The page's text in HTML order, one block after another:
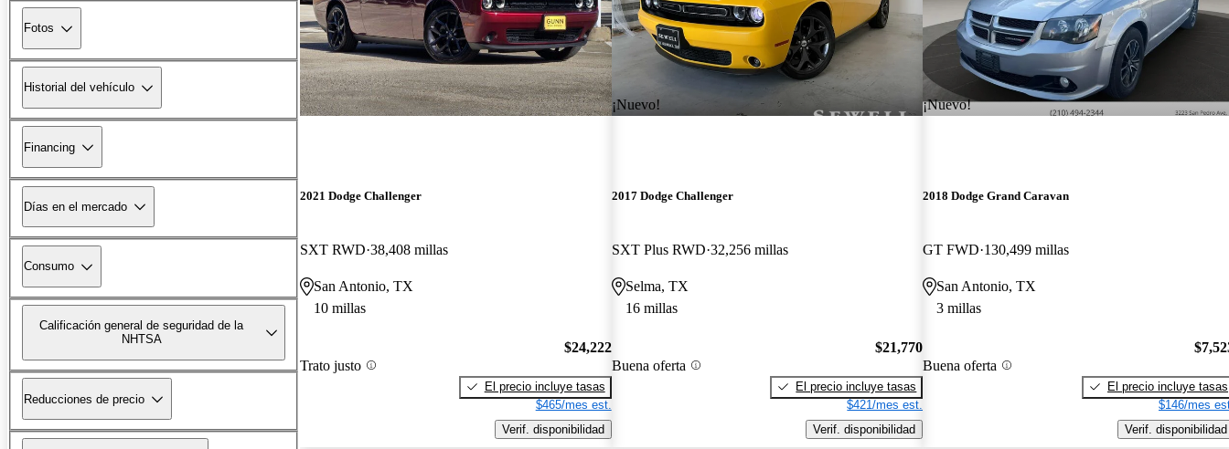
Fotos
Historial del vehículo
Financing
Días en el mercado
Consumo
Calificación general de seguridad de la
NHTSA
Reducciones de precio
2021 Dodge Challenger
SXT RWD 38,408 millas
San Antonio, TX
10 millas
Trato justo
$24,222
El precio incluye tasas
$465/mes est.
Verif. disponibilidad
¡Nuevo!
2017 Dodge Challenger
SXT Plus RWD 32,256 millas
Selma, TX
16 millas
Buena oferta
$21,770
El precio incluye tasas
$421/mes est.
Verif. disponibilidad
¡Nuevo!
2018 Dodge Grand Caravan
GT FWD 130,499 millas
San Antonio, TX
3 millas
Buena oferta
El precio incluye tasas
$146/mes
Verif. disponibilidad